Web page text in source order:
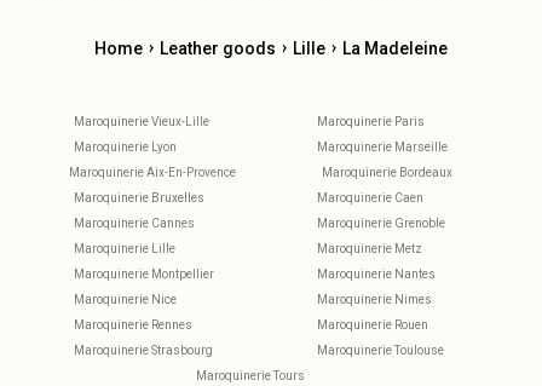
Home › Leather goods › Lille › La Madeleine
Maroquinerie Vieux-Lille
Maroquinerie Paris
Maroquinerie Lyon
Maroquinerie Marseille
Maroquinerie Aix-En-Provence
Maroquinerie Bordeaux
Maroquinerie Bruxelles
Maroquinerie Caen
Maroquinerie Cannes
Maroquinerie Grenoble
Maroquinerie Lille
Maroquinerie Metz
Maroquinerie Montpellier
Maroquinerie Nantes
Maroquinerie Nice
Maroquinerie Nimes
Maroquinerie Rennes
Maroquinerie Rouen
Maroquinerie Strasbourg
Maroquinerie Toulouse
Maroquinerie Tours